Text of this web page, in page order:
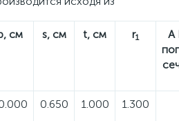
см s, см t, см r1
A
0.650 1.000 1.300